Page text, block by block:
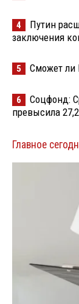
4
Путин
заключения
5 Сможет ли
6
Соцфонд:
превысила
Главное